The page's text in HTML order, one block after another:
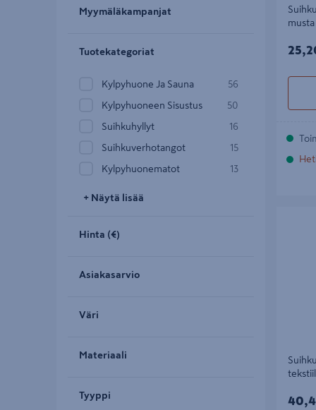
Myymäläkampanjat
Tuotekategoriat
Kylpyhuone Ja Sauna 56
Kylpyhuoneen Sisustus 50
Suihkuhyllyt 16
Suihkuverhotangot 15
Kylpyhuonematot 13
+ Näytä lisää
Hinta (€)
Asiakasarvio
Väri
Materiaali
Tyyppi
musta